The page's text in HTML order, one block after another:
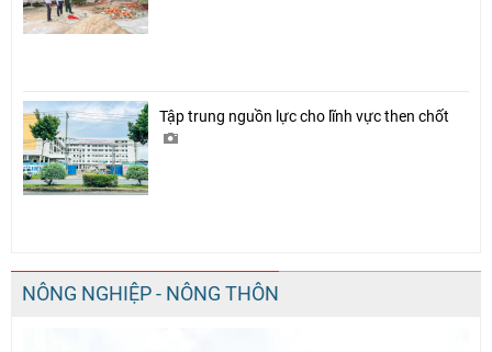
Tập trung nguồn lực cho lĩnh vực then chốt
NÔNG NGHIỆP - NÔNG THÔN